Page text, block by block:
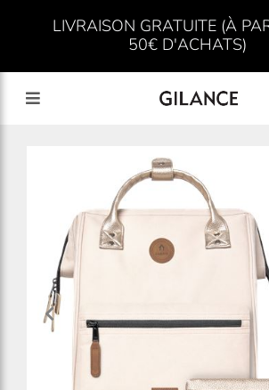
LIVRAISON GRATUITE (À
50€ D'ACHATS)